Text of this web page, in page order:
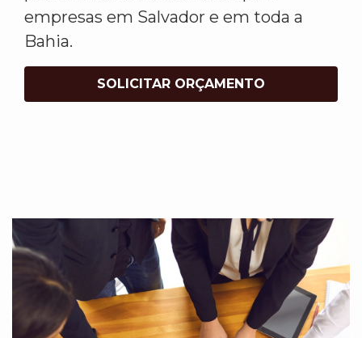
empresas em Salvador e em toda a
Bahia.
SOLICITAR ORÇAMENTO